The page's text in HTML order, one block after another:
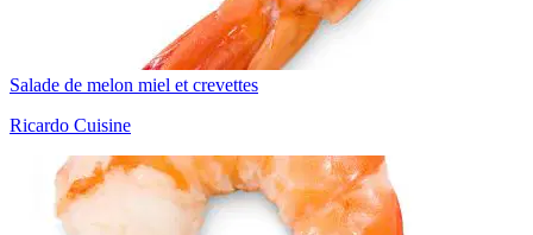
Salade de melon miel et crevettes
Ricardo Cuisine